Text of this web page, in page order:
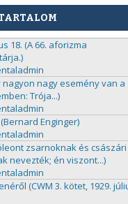
18. (A 66. aforizma
nagyon nagy esemény van a
Trója...)
Enginger)
zsarnoknak és császári
nevezték; én viszont...)
(CWM 3. kötet, 1929.